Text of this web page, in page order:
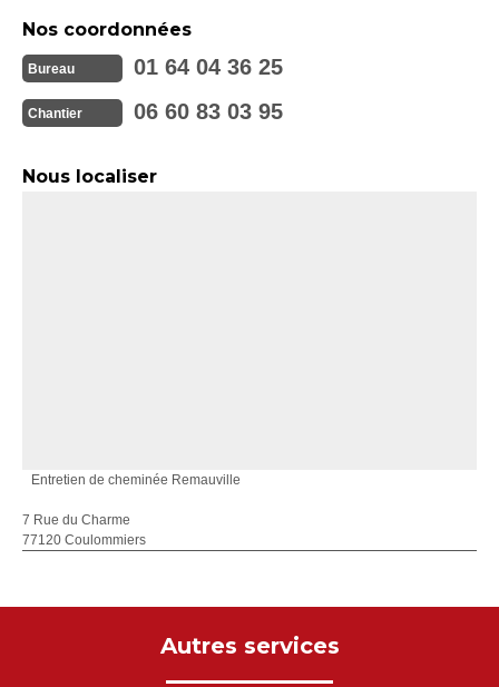
Nos coordonnées
Bureau 01 64 04 36 25
Chantier 06 60 83 03 95
Nous localiser
Entretien de cheminée Remauville
7 Rue du Charme
77120 Coulommiers
Autres services